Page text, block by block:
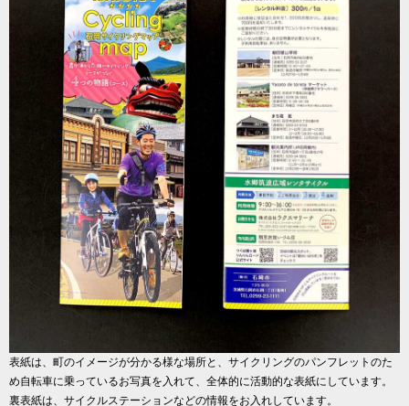
表紙は、町のイメージが分かる様な場所と、サイクリングのパンフレットのた
め自転車に乗っているお写真を入れて、全体的に活動的な表紙にしています。
裏表紙は、サイクルステーションなどの情報をお入れしています。